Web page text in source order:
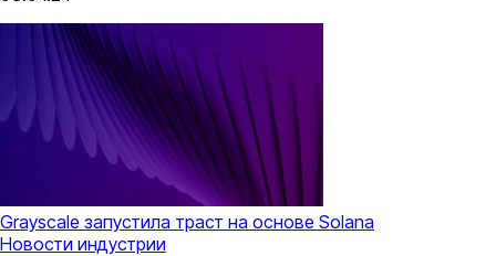
Grayscale запустила траст на основе Solana
Новости индустрии